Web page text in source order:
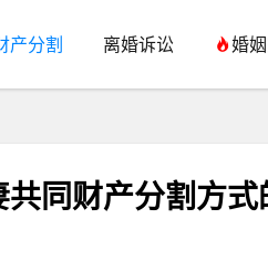
产分割 离婚诉讼 婚
同财产分割方